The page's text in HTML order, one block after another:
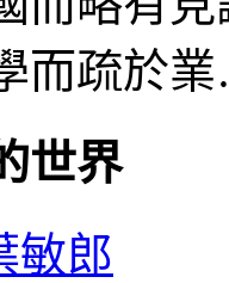
而疏於
世界
敏郎